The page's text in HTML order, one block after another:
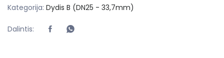
Kategorija: Dydis B (DN25 - 33,7mm)
Dalintis: